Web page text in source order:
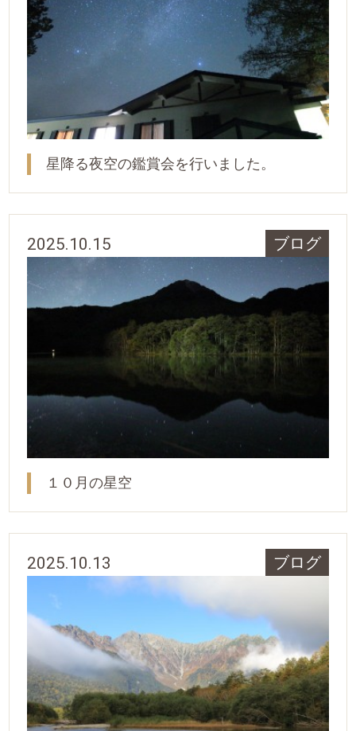
星降る夜空の鑑賞会を行いました。
2025.10.15 ブログ
１０月の星空
2025.10.13 ブログ